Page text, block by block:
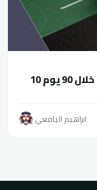
10 نصائح لتجنب غرامة عدم اصدار الاقامة خلال 90 يوم
ابراهيم اليافعي